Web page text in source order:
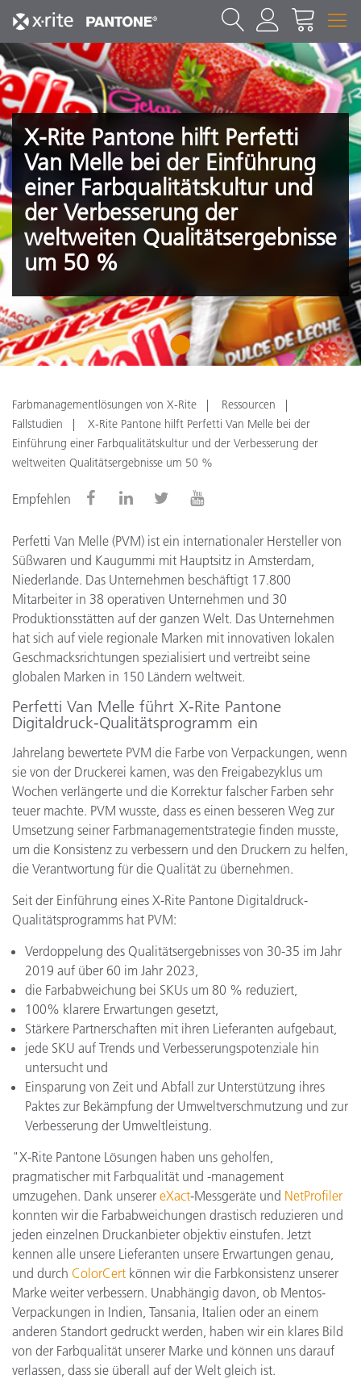
X-Rite Pantone hilft Perfetti
Van Melle bei der Einführung
einer Farbqualitätskultur und
der Verbesserung der
weltweiten Qualitätsergebnisse
um 50 %
1
Farbmanagementlösungen von X-Rite
Ressourcen
Fallstudien
X-Rite Pantone hilft Perfetti Van Melle bei der
Einführung einer Farbqualitätskultur und der Verbesserung der
weltweiten Qualitätsergebnisse um 50 %
Empfehlen
Perfetti Van Melle (PVM) ist ein internationaler Hersteller von
Süßwaren und Kaugummi mit Hauptsitz in Amsterdam,
Niederlande. Das Unternehmen beschäftigt 17.800
Mitarbeiter in 38 operativen Unternehmen und 30
Produktionsstätten auf der ganzen Welt. Das Unternehmen
hat sich auf viele regionale Marken mit innovativen lokalen
Geschmacksrichtungen spezialisiert und vertreibt seine
globalen Marken in 150 Ländern weltweit.
Perfetti Van Melle führt X-Rite Pantone
Digitaldruck-Qualitätsprogramm ein
Jahrelang bewertete PVM die Farbe von Verpackungen, wenn
sie von der Druckerei kamen, was den Freigabezyklus um
Wochen verlängerte und die Korrektur falscher Farben sehr
teuer machte. PVM wusste, dass es einen besseren Weg zur
Umsetzung seiner Farbmanagementstrategie finden musste,
um die Konsistenz zu verbessern und den Druckern zu helfen,
die Verantwortung für die Qualität zu übernehmen.
Seit der Einführung eines X-Rite Pantone Digitaldruck-
Qualitätsprogramms hat PVM:
Verdoppelung des Qualitätsergebnisses von 30-35 im Jahr
2019 auf über 60 im Jahr 2023,
die Farbabweichung bei SKUs um 80 % reduziert,
100% klarere Erwartungen gesetzt,
Stärkere Partnerschaften mit ihren Lieferanten aufgebaut,
jede SKU auf Trends und Verbesserungspotenziale hin
untersucht und
Einsparung von Zeit und Abfall zur Unterstützung ihres
Paktes zur Bekämpfung der Umweltverschmutzung und zur
Verbesserung der Umweltleistung.
"X-Rite Pantone Lösungen haben uns geholfen,
pragmatischer mit Farbqualität und -management
umzugehen. Dank unserer eXact-Messgeräte und NetProfiler
konnten wir die Farbabweichungen drastisch reduzieren und
jeden einzelnen Druckanbieter objektiv einstufen. Jetzt
kennen alle unsere Lieferanten unsere Erwartungen genau,
und durch ColorCert können wir die Farbkonsistenz unserer
Marke weiter verbessern. Unabhängig davon, ob Mentos-
Verpackungen in Indien, Tansania, Italien oder an einem
anderen Standort gedruckt werden, haben wir ein klares Bild
von der Farbqualität unserer Marke und können uns darauf
verlassen, dass sie überall auf der Welt gleich ist.